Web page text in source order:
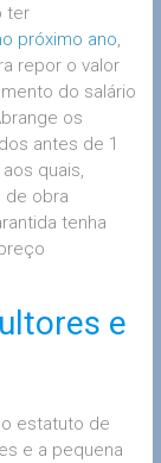
ter
próximo ano,
repor o valor
do salário
os
antes de 1
quais,
de obra
tenha
e
estatuto de
e a pequena